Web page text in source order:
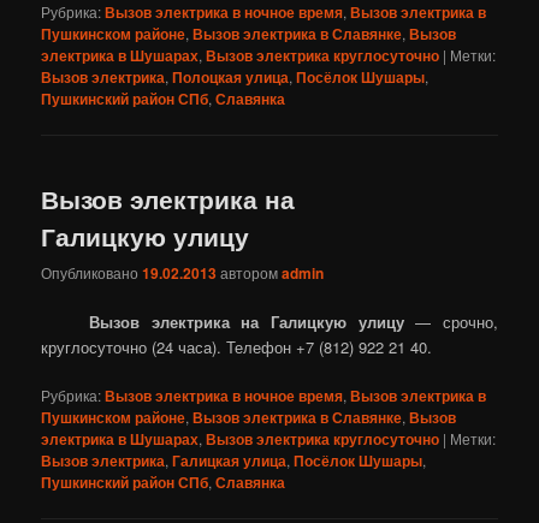
Рубрика:Вызов электрика в ночное время,Вызов электрика в
Пушкинском районе,Вызов электрика в Славянке,Вызов
электрика в Шушарах,Вызов электрика круглосуточно | Метки:
Вызов электрика,Полоцкая улица,Посёлок Шушары,
Пушкинский район СПб,Славянка
Вызов электрика на
Галицкую улицу
Опубликовано19.02.2013авторомadmin
Вызов электрика на Галицкую улицу— срочно,
круглосуточно (24 часа). Телефон +7 (812) 922 21 40.
Рубрика:Вызов электрика в ночное время,Вызов электрика в
Пушкинском районе,Вызов электрика в Славянке,Вызов
электрика в Шушарах,Вызов электрика круглосуточно | Метки:
Вызов электрика,Галицкая улица,Посёлок Шушары,
Пушкинский район СПб,Славянка